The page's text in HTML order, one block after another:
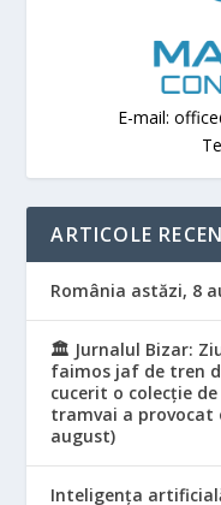
E-mail:
ARTICOLE
România astăzi, 8
🏛️ Jurnalul Bizar:
faimos jaf de tren
cucerit o colecție
tramvai a provocat
august)
Inteligența